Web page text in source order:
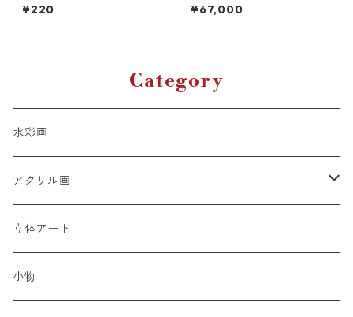
¥220 ¥67,000
Category
水彩画
アクリル画
女性性
立体アート
小物